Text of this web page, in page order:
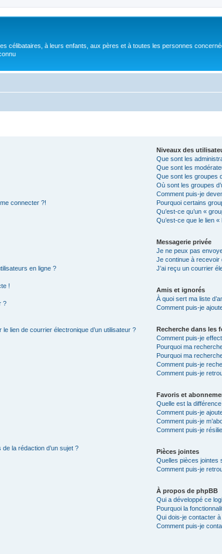
célibataires, à leurs enfants, aux pères et à toutes les personnes
connecter ?!
en ligne ?
!
?
lien de courrier électronique d’un utilisateur ?
la rédaction d’un sujet ?
Niveaux des
Que sont les
Que sont les
Que sont les groupes
Où sont les groupes
Comment puis-je
Pourquoi certains
Qu’est-ce qu’un «
Qu’est-ce que le lien «
Messagerie privée
Je ne peux pas
Je continue à recevoir
J’ai reçu un courrier
Amis et ignorés
À quoi sert ma liste
Comment puis-je
Recherche dans les
Comment puis-je
Pourquoi ma
Pourquoi ma
Comment puis-je
Comment puis-je
Favoris et
Quelle est la
Comment puis-je
Comment puis-je
Comment puis-je
Pièces jointes
Quelles pièces jointes
Comment puis-je
À propos de phpBB
Qui a développé ce
Pourquoi la
Qui dois-je contacter à
Comment puis-je